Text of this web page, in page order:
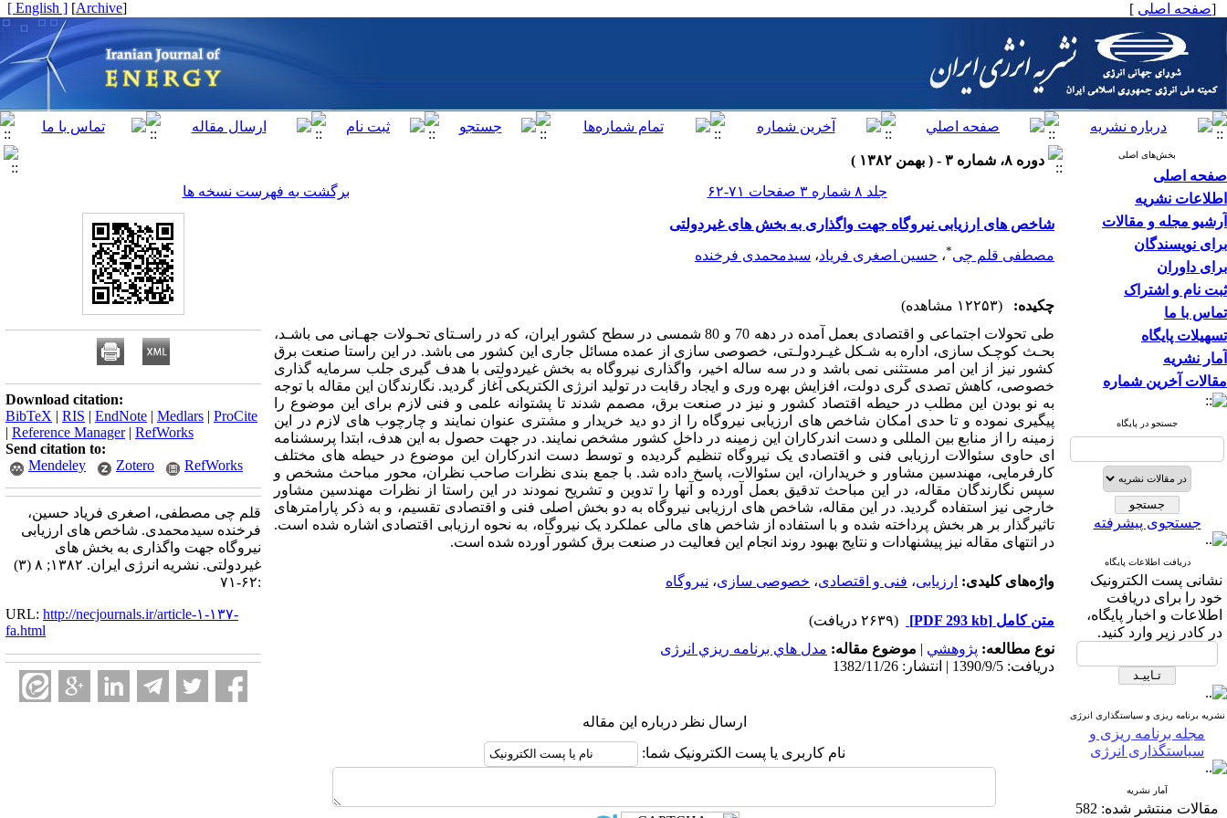
[صفحه اصلی ]
[
Archive
]
[ English ]
بخش‌های اصلی
صفحه اصلی
اطلاعات نشریه
آرشیو مجله و مقالات
برای نویسندگان
برای داوران
ثبت نام و اشتراک
تماس با ما
تسهیلات پایگاه
آمار نشریه
مقالات آخرین شماره
جستجو در پایگاه
جستجوی پیشرفته
دریافت اطلاعات پایگاه
نشانی پست الکترونیک
خود را برای دریافت
اطلاعات و اخبار پایگاه،
در کادر زیر وارد کنید.
نشریه برنامه ریزی و سیاستگذاری انرژی
مجله برنامه ریزی و
سیاستگذاری انرژی
آمار نشریه
مقالات منتشر شده: 582
دوره ۸، شماره ۳ - ( بهمن ۱۳۸۲ )
جلد ۸ شماره ۳ صفحات ۷۱-۶۲
برگشت به فهرست نسخه ها
شاخص های ارزیابی نیروگاه جهت واگذاری به بخش های غیردولتی
مصطفی قلم چی*، حسین اصغری فریاد، سیدمحمدی فرخنده
چکیده:
(۱۲۲۵۳ مشاهده)
طی تحولات اجتماعی و اقتصادی بعمل آمده در دهه 70 و 80 شمسی در سطح کشور ایران، که در راسـتای تحـولات جهـانی می باشـد،
بحـث کوچـک سازی، اداره به شـکل غیـردولـتی، خصوصی سازی از عمده مسائل جاری این کشور می باشد. در این راستا صنعت برق
کشور نیز از این امر مستثنی نمی باشد و در سه ساله اخیر، واگذاری نیروگاه به بخش غیردولتی با هدف گیری جلب سرمایه گذاری
خصوصی، کاهش تصدی گری دولت، افزایش بهره وری و ایجاد رقابت در تولید انرژی الکتریکی آغاز گردید. نگارندگان این مقاله با توجه
به نو بودن این مطلب در حیطه اقتصاد کشور و نیز در صنعت برق، مصمم شدند تا پشتوانه علمی و فنی لازم برای این موضوع را
پیگیری نموده و تا حدی امکان شاخص های ارزیابی نیروگاه را از دو دید خریدار و مشتری عنوان نمایند و چارچوب های لازم در این
زمینه را از منابع بین المللی و دست اندرکاران این زمینه در داخل کشور مشخص نمایند. در جهت حصول به این هدف، ابتدا پرسشنامه
ای حاوی سئوالات ارزیابی فنی و اقتصادی یک نیروگاه تنظیم گردیده و توسط دست اندرکاران این موضوع در حیطه های مختلف
کارفرمایی، مهندسین مشاور و خریداران، این سئوالات، پاسخ داده شد. با جمع بندی نظرات صاحب نظران، محور مباحث مشخص و
سپس نگارندگان مقاله، در این مباحث تدقیق بعمل آورده و آنها را تدوین و تشریح نمودند در این راستا از نظرات مهندسین مشاور
خارجی نیز استفاده گردید. در این مقاله، شاخص های ارزیابی نیروگاه به دو بخش اصلی فنی و اقتصادی تقسیم، و به ذکر پارامترهای
تاثیرگذار بر هر بخش پرداخته شده و با استفاده از شاخص های مالی عملکرد یک نیروگاه، به نحوه ارزیابی اقتصادی اشاره شده است.
در انتهای مقاله نیز پیشنهادات و نتایج بهبود روند انجام این فعالیت در صنعت برق کشور آورده شده است.
واژه‌های کلیدی: ارزیابی، فنی و اقتصادی، خصوصی سازی، نیروگاه
متن کامل [PDF 293 kb]
(۲۶۳۹ دریافت)
نوع مطالعه: پژوهشي | موضوع مقاله: مدل هاي برنامه ريزي انرژی
دریافت: 1390/9/5 | انتشار: 1382/11/26
ارسال نظر درباره این مقاله
نام کاربری یا پست الکترونیک شما:
Download citation:
BibTeX | RIS | EndNote | Medlars | ProCite
| Reference Manager| RefWorks
Send citation to:
Mendeley
Zotero RefWorks
قلم چی مصطفی، اصغری فریاد حسین،
فرخنده سیدمحمدی. شاخص های ارزیابی
نیروگاه جهت واگذاری به بخش های
غیردولتی. نشریه انرژی ایران. ۱۳۸۲; ۸ (۳)
:۶۲-۷۱
URL: http://necjournals.ir/article-۱-۱۳۷-
fa.html